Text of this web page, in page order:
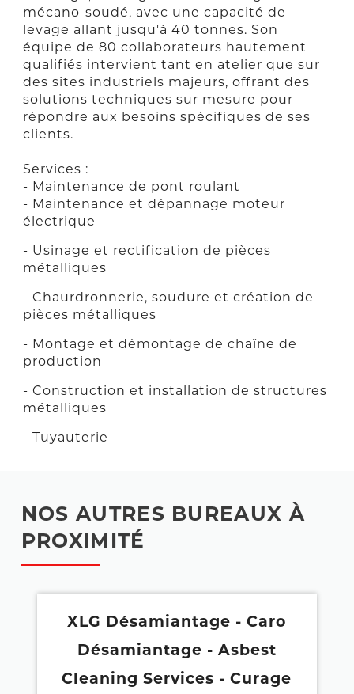
mécano-soudé, avec une capacité de
levage allant jusqu'à 40 tonnes. Son
équipe de 80 collaborateurs hautement
qualifiés intervient tant en atelier que sur
des sites industriels majeurs, offrant des
solutions techniques sur mesure pour
répondre aux besoins spécifiques de ses
clients.
Services :
- Maintenance de pont roulant
- Maintenance et dépannage moteur
électrique
- Usinage et rectification de pièces
métalliques
- Chaurdronnerie, soudure et création de
pièces métalliques
- Montage et démontage de chaîne de
production
- Construction et installation de structures
métalliques
- Tuyauterie
NOS AUTRES BUREAUX À
PROXIMITÉ
XLG Désamiantage - Caro
Désamiantage - Asbest
Cleaning Services - Curage